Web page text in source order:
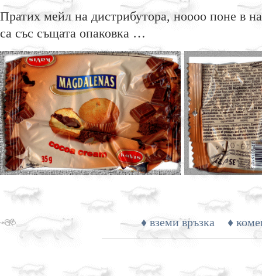
Пратих мейл на дистрибутора, ноооо поне в
са със същата опаковка …
♦ вземи връзка ♦